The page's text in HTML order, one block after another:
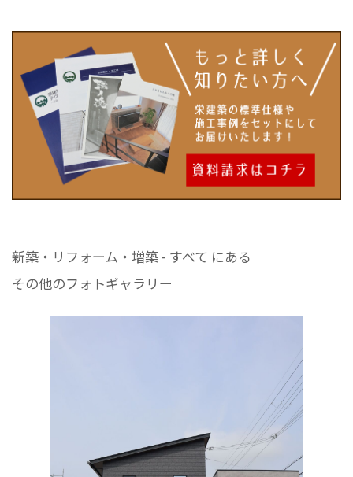
新築・リフォーム・増築 - すべて にある
その他のフォトギャラリー